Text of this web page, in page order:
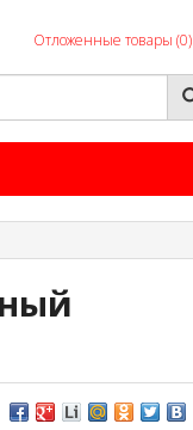
Отложенные товары (0)